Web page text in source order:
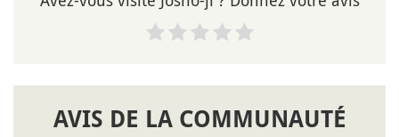
AVIS DE LA COMMUNAUTÉ